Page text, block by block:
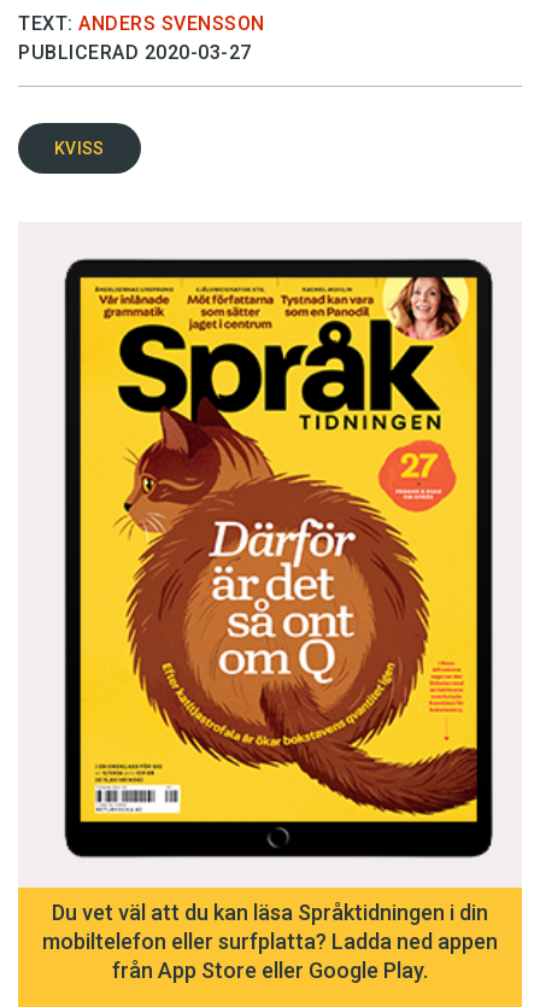
TEXT: ANDERS SVENSSON
PUBLICERAD 2020-03-27
KVISS
Du vet väl att du kan läsa Språktidningen i din
mobiltelefon eller surfplatta? Ladda ned appen
från App Store eller Google Play.